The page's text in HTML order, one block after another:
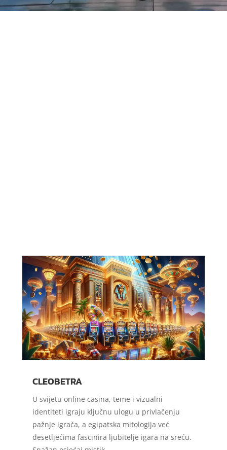
CLEOBETRA
U svijetu online casina, teme i vizualni
identiteti igraju ključnu ulogu u privlačenju
pažnje igrača, a egipatska mitologija već
desetljećima fascinira ljubitelje igara na sreću.